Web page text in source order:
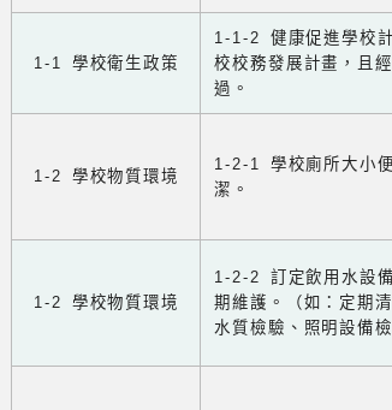
1-1 學校衛生政策
1-1-2 健康促進學校
校校務發展計畫，且
過。
1-2 學校物質環境
1-2-1 學校廁所大小
潔。
1-2 學校物質環境
1-2-2 訂定飲用水設
期維護。（如：定期
水質檢驗、照明設備檢